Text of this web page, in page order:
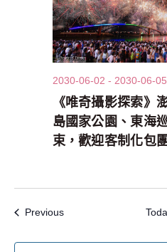
《唯奇攝影探索》
島國家公園、東海
束，歡迎客制化包
2030-06-02 - 2030-06-05
PreviousEvents